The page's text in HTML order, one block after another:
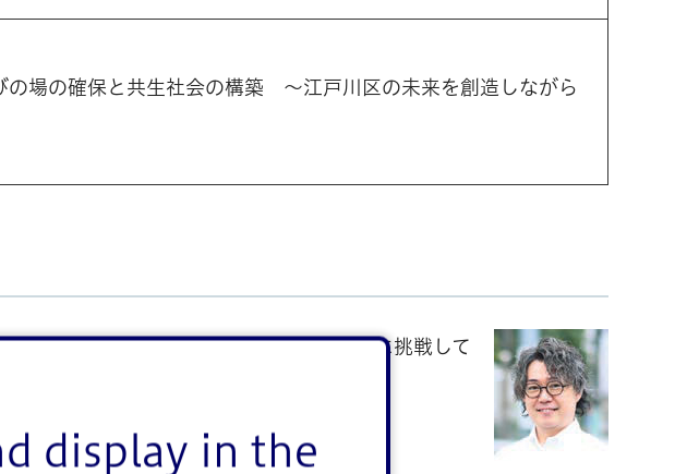
display in the
の場の確保と共生社会の構築 ～江戸川区の未来を創造しながら
なただからできるあなたらしい場づくりに挑戦して